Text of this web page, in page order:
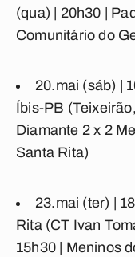
(qua) | 20h30 |
Comunitário do
20.mai (sáb) |
Íbis-PB
Diamante 2 x 2
Santa Rita)
23.mai (ter) |
Rita(CT Ivan
15h30 | Meninos